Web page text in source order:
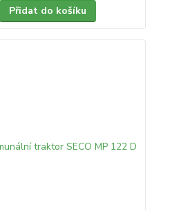
Přidat do košíku